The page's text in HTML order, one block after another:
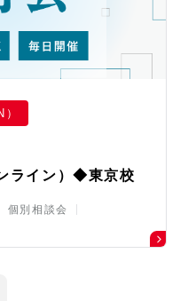
ライン）◆東京校
個別相談会